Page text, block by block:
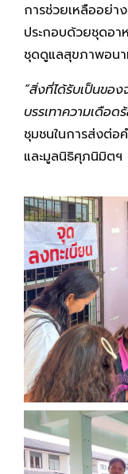
การช่วยเหลืออย่า
ประกอบด้วยชุดอา
ชุดดูแลสุขภาพอน
“สิ่งที่ได้รับเป็นขอ
บรรเทาความเดือด
ชุมชนในการส่งต่
และมูลนิธิศุภนิมิตฯ